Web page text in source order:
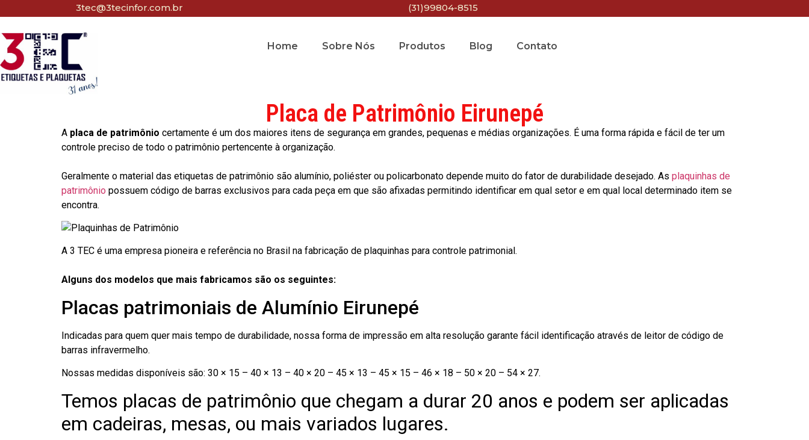
3tec@3tecinfor.com.br (31)99804-8515
Home Sobre Nós Produtos Blog Contato
Placa de Patrimônio Eirunepé
A placa de patrimônio certamente é um dos maiores itens de segurança em grandes, pequenas e médias organizações. É uma forma rápida e fácil de ter um
controle preciso de todo o patrimônio pertencente à organização.
Geralmente o material das etiquetas de patrimônio são alumínio, poliéster ou policarbonato depende muito do fator de durabilidade desejado. As plaquinhas de
patrimônio possuem código de barras exclusivos para cada peça em que são afixadas permitindo identificar em qual setor e em qual local determinado item se
encontra.
A 3 TEC é uma empresa pioneira e referência no Brasil na fabricação de plaquinhas para controle patrimonial.
Alguns dos modelos que mais fabricamos são os seguintes:
Placas patrimoniais de Alumínio Eirunepé
Indicadas para quem quer mais tempo de durabilidade, nossa forma de impressão em alta resolução garante fácil identificação através de leitor de código de
barras infravermelho.
Nossas medidas disponíveis são: 30 × 15 – 40 × 13 – 40 × 20 – 45 × 13 – 45 × 15 – 46 × 18 – 50 × 20 – 54 × 27.
Temos placas de patrimônio que chegam a durar 20 anos e podem ser aplicadas
em cadeiras, mesas, ou mais variados lugares.